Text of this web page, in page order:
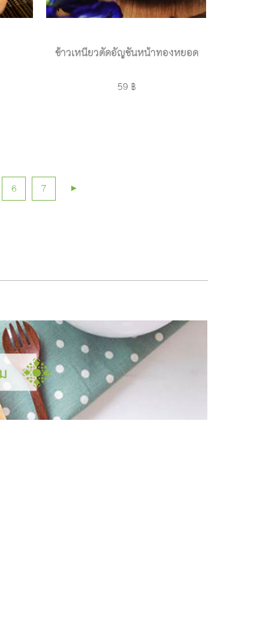
ข้าวเหนียวตัดอัญชันหน้าทองหยอด
59 ฿
6 7 ►